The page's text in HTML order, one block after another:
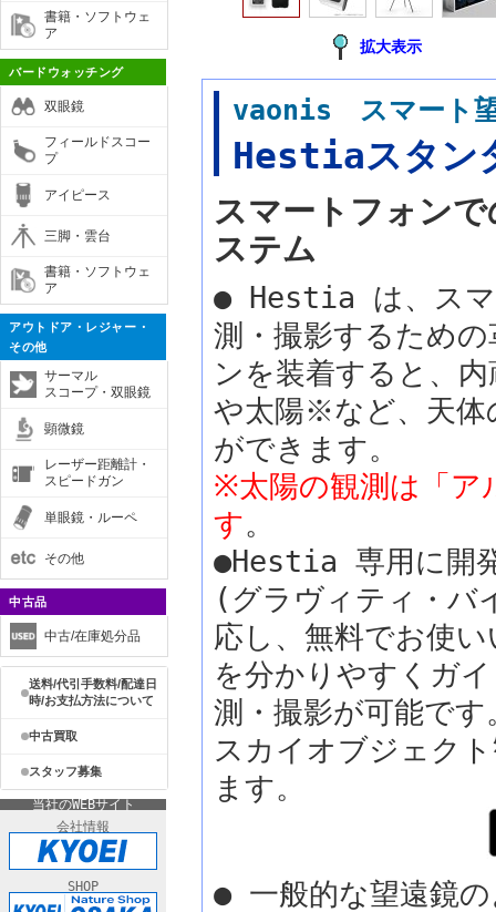
書籍・ソフトウェ
ア
バードウォッチング
双眼鏡
フィールドスコー
プ
アイピース
三脚・雲台
書籍・ソフトウェ
ア
アウトドア・レジャー・
その他
サーマル
スコープ・双眼鏡
顕微鏡
レーザー距離計・
スピードガン
単眼鏡・ルーペ
その他
中古品
中古/在庫処分品
送料/代引手数料/配達日
時/お支払方法について
中古買取
スタッフ募集
当社のWEBサイト
会社情報
SHOP
拡大表示
vaonis スマート
Hestiaスタン
スマートフォン
ステム
● Hestia は、スマ
測・撮影するため
ンを装着すると、
や太陽※など、天体
ができます。
※太陽の観測は「ア
す。
●Hestia 専用に開
(グラヴィティ・
応し、無料でお使
を分かりやすくガ
測・撮影が可能で
スカイオブジェク
ます。
● 一般的な望遠鏡